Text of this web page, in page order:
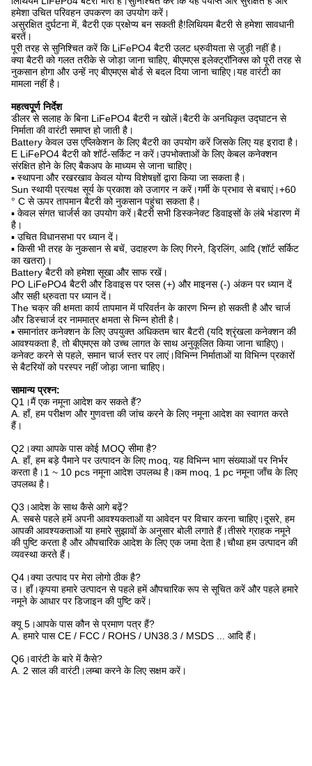
हमेशा उचित परिवहन उपकरण का उपयोग करें।
असुरक्षित दुर्घटना में, बैटरी एक प्रक्षेप्य बन सकती है!लिथियम बैटरी से हमेशा सावधानी
बरतें।
पूरी तरह से सुनिश्चित करें कि LiFePO4 बैटरी उलट ध्रुवीयता से जुड़ी नहीं है।
क्या बैटरी को गलत तरीके से जोड़ा जाना चाहिए, बीएमएस इलेक्ट्रॉनिक्स को पूरी तरह से
नुकसान होगा और उन्हें नए बीएमएस बोर्ड से बदल दिया जाना चाहिए।यह वारंटी का
मामला नहीं है।
महत्वपूर्ण निर्देश
डीलर से सलाह के बिना LiFePO4 बैटरी न खोलें।बैटरी के अनधिकृत उद्घाटन से
निर्माता की वारंटी समाप्त हो जाती है।
Battery केवल उस एप्लिकेशन के लिए बैटरी का उपयोग करें जिसके लिए यह इरादा है।
E LiFePO4 बैटरी को शॉर्ट-सर्किट न करें।उपभोक्ताओं के लिए केबल कनेक्शन
संरक्षित होने के लिए बैकअप के माध्यम से जाना चाहिए।
▪ स्थापना और रखरखाव केवल योग्य विशेषज्ञों द्वारा किया जा सकता है।
Sun स्थायी प्रत्यक्ष सूर्य के प्रकाश को उजागर न करें।गर्मी के प्रभाव से बचाएं।+60
° C से ऊपर तापमान बैटरी को नुकसान पहुंचा सकता है।
▪ केवल संगत चार्जर्स का उपयोग करें।बैटरी सभी डिस्कनेक्ट डिवाइसों के लंबे भंडारण में
है।
▪ उचित विधानसभा पर ध्यान दें।
▪ किसी भी तरह के नुकसान से बचें, उदाहरण के लिए गिरने, ड्रिलिंग, आदि (शॉर्ट सर्किट
का खतरा)।
Battery बैटरी को हमेशा सूखा और साफ रखें।
PO LiFePO4 बैटरी और डिवाइस पर प्लस (+) और माइनस (-) अंकन पर ध्यान दें
और सही ध्रुवता पर ध्यान दें।
The चक्र की क्षमता कार्य तापमान में परिवर्तन के कारण भिन्न हो सकती है और चार्ज
और डिस्चार्ज दर नाममात्र क्षमता से भिन्न होती है।
▪ समानांतर कनेक्शन के लिए उपयुक्त अधिकतम चार बैटरी (यदि श्रृंखला कनेक्शन की
आवश्यकता है, तो बीएमएस को उच्च लागत के साथ अनुकूलित किया जाना चाहिए)।
कनेक्ट करने से पहले, समान चार्ज स्तर पर लाएं।विभिन्न निर्माताओं या विभिन्न प्रकारों
से बैटरियों को परस्पर नहीं जोड़ा जाना चाहिए।
सामान्य प्रश्न:
Q1।मैं एक नमूना आदेश कर सकते हैं?
A. हाँ, हम परीक्षण और गुणवत्ता की जांच करने के लिए नमूना आदेश का स्वागत करते
हैं।
Q2।क्या आपके पास कोई MOQ सीमा है?
A. हाँ, हम बड़े पैमाने पर उत्पादन के लिए moq, यह विभिन्न भाग संख्याओं पर निर्भर
करता है।1 ~ 10 pcs नमूना आदेश उपलब्ध है।कम moq, 1 pc नमूना जाँच के लिए
उपलब्ध है।
Q3।आदेश के साथ कैसे आगे बढ़ें?
A. सबसे पहले हमें अपनी आवश्यकताओं या आवेदन पर विचार करना चाहिए।दूसरे, हम
आपकी आवश्यकताओं या हमारे सुझावों के अनुसार बोली लगाते हैं।तीसरे ग्राहक नमूने
की पुष्टि करता है और औपचारिक आदेश के लिए एक जमा देता है।चौथा हम उत्पादन की
व्यवस्था करते हैं।
Q4।क्या उत्पाद पर मेरा लोगो ठीक है?
उ। हाँ।कृपया हमारे उत्पादन से पहले हमें औपचारिक रूप से सूचित करें और पहले हमारे
नमूने के आधार पर डिजाइन की पुष्टि करें।
क्यू 5।आपके पास कौन से प्रमाण पत्र हैं?
A. हमारे पास CE / FCC / ROHS / UN38.3 / MSDS ... आदि हैं।
Q6।वारंटी के बारे में कैसे?
A. 2 साल की वारंटी।लम्बा करने के लिए सक्षम करें।